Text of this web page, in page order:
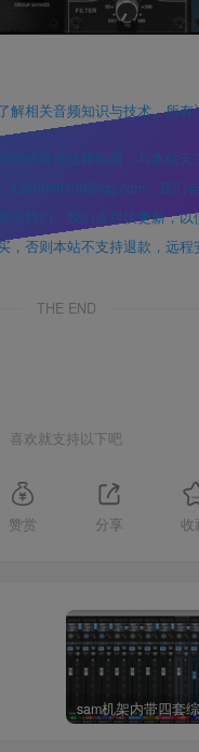
相关音频知识与技术。所
或其他法律问题，与本站无
，我们
我们，我们会尽快更新，
否则本站不支持退款，远程
THE END
喜欢就支持以下吧
赞赏 分享 收